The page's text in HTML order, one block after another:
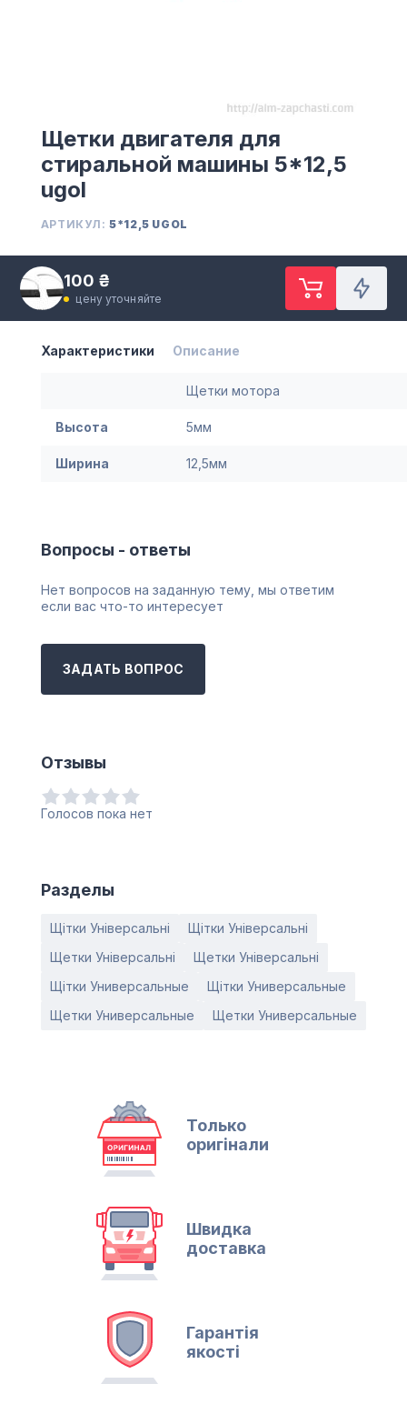
Щетки двигателя для
стиральной машины 5*12,5
ugol
АРТИКУЛ:5*12,5 UGOL
100 ₴
цену уточняйте
Характеристики Описание
Щетки мотора
Высота 5мм
Ширина 12,5мм
Вопросы - ответы
Нет вопросов на заданную тему, мы ответим
если вас что-то интересует
ЗАДАТЬ ВОПРОС
Отзывы
Голосов пока нет
Разделы
Щітки Універсальні
Щітки Універсальні
Щетки Універсальні
Щетки Універсальні
Щітки Универсальные
Щітки Универсальные
Щетки Универсальные
Щетки Универсальные
Только
оригінали
Швидка
доставка
Гарантія
якості